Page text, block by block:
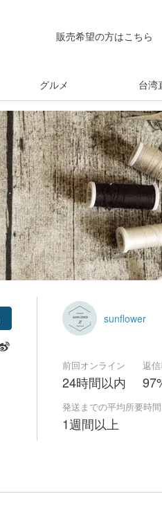
販売希望の方はこちら
グルメ 台湾
sunflower
前回オンライン
24時間以内
返
発送までの平均所要時間
1週間以上